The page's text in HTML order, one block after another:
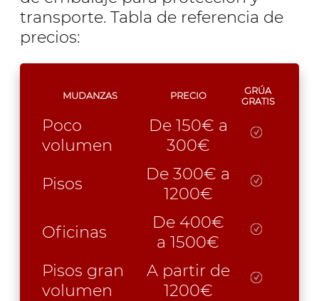
transporte. Tabla de referencia de
precios:
MUDANZAS PRECIO
GRÚA
GRATIS
Poco
volumen
De 150€ a
300€
Pisos
De 300€ a
1200€
Oficinas
De 400€
a 1500€
Pisos gran
volumen
A partir de
1200€